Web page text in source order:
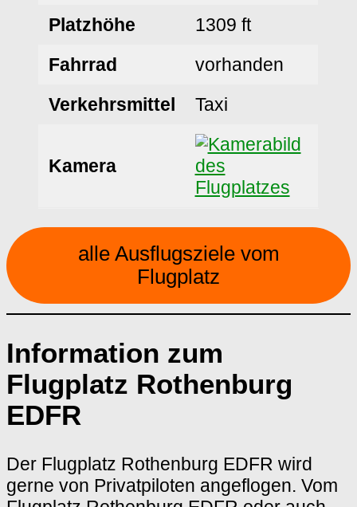
Platzhöhe
1309 ft
Fahrrad
vorhanden
Verkehrsmittel
Taxi
Kamera
alle Ausflugsziele vom
Flugplatz
Information zum
Flugplatz Rothenburg
EDFR
Der Flugplatz Rothenburg EDFR wird
gerne von Privatpiloten angeflogen. Vom